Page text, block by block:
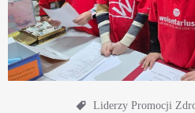
Liderzy Promocji